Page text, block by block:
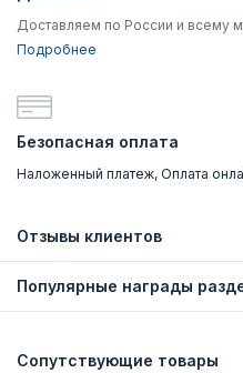
Доставляем по России и всему
Подробнее
Безопасная оплата
Наложенный платеж, Оплата
Отзывы клиентов
Популярные награды
Сопутствующие товары